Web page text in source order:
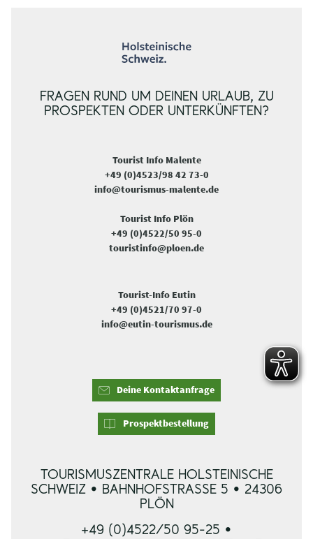
FRAGEN RUND UM DEINEN URLAUB, ZU
PROSPEKTEN ODER UNTERKÜNFTEN?
Tourist Info Malente
+49 (0)4523/98 42 73-0
info@tourismus-malente.de
Tourist Info Plön
+49 (0)4522/50 95-0
touristinfo@ploen.de
Tourist-Info Eutin
+49 (0)4521/70 97-0
info@eutin-tourismus.de
Deine Kontaktanfrage
Prospektbestellung
TOURISMUSZENTRALE HOLSTEINISCHE
SCHWEIZ • BAHNHOFSTRASSE 5 • 24306 P
LÖN
+49 (0)4522/50 95-25 •